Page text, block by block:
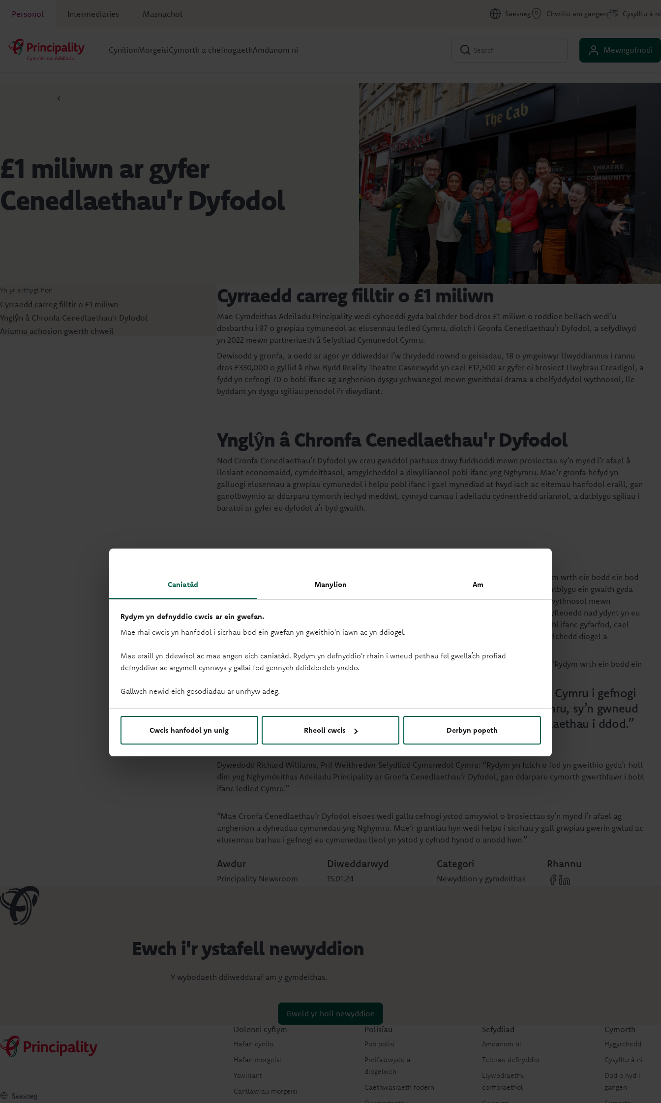
Caniatâd Manylion Am
Rydym yn defnyddio cwcis ar ein gwefan.
Mae rhai cwcis yn hanfodol i sicrhau bod ein gwefan yn gweithio'n iawn ac yn ddiogel.
Mae eraill yn ddewisol ac mae angen eich caniatâd. Rydym yn defnyddio'r rhain i wneud pethau fel gwella’ch profiad
defnyddiwr ac argymell cynnwys y gallai fod gennych ddiddordeb ynddo.
Gallwch newid eich gosodiadau ar unrhyw adeg.
Cwcis hanfodol yn unig Rheoli cwcis Derbyn popeth
Personol Intermediaries Masnachol Saesneg Chwilio am gangen Cysylltu â ni
CynilionMorgeisiCymorth a chefnogaethAmdanom ni Mewngofnodi
£1 miliwn ar gyfer
Cenedlaethau'r Dyfodol
Yn yr erthygl hon
Cyrraedd carreg filltir o £1 miliwn
Ynglŷn â Chronfa Cenedlaethau'r Dyfodol
Ariannu achosion gwerth chweil
Cyrraedd carreg filltir o £1 miliwn
Mae Cymdeithas Adeiladu Principality wedi cyhoeddi gyda balchder bod dros £1 miliwn o roddion bellach wedi’u
dosbarthu i 97 o grwpiau cymunedol ac elusennau ledled Cymru, diolch i Gronfa Cenedlaethau’r Dyfodol, a sefydlwyd
yn 2022 mewn partneriaeth â Sefydliad Cymunedol Cymru.
Dewisodd y gronfa, a oedd ar agor yn ddiweddar i’w thrydedd rownd o geisiadau, 18 o ymgeiswyr llwyddiannus i rannu
dros £330,000 o gyllid â nhw. Bydd Reality Theatre Casnewydd yn cael £12,500 ar gyfer ei brosiect Llwybrau Creadigol, a
fydd yn cefnogi 70 o bobl ifanc ag anghenion dysgu ychwanegol mewn gweithdai drama a chelfyddydol wythnosol, lle
byddant yn dysgu sgiliau penodol i'r diwydiant.
Ynglŷn â Chronfa Cenedlaethau'r Dyfodol
Nod Cronfa Cenedlaethau’r Dyfodol yw creu gwaddol parhaus drwy fuddsoddi mewn prosiectau sy’n mynd i’r afael â
llesiant economaidd, cymdeithasol, amgylcheddol a diwylliannol pobl ifanc yng Nghymru. Mae’r gronfa hefyd yn
galluogi elusennau a grwpiau cymunedol i helpu pobl ifanc i gael mynediad at fwyd iach ac eitemau hanfodol eraill, gan
ganolbwyntio ar ddarparu cymorth iechyd meddwl, cymryd camau i adeiladu cydnerthedd ariannol, a datblygu sgiliau i
baratoi ar gyfer eu dyfodol a’r byd gwaith.
Ariannu achosion gwerth chweil
Dywedodd Juls Benson, Rheolwr Prosiect Grŵp Buddiannau Cymunedol Reality Theatre: “Rydym wrth ein bodd ein bod
wedi cael y grant hwn gan Gymdeithas Adeiladu Principality a fydd yn ein galluogi i barhau a datblygu ein gwaith gyda
phobl ifanc ag anghenion dysgu ychwanegol. Byddwn yn cyflwyno rhaglen newydd o sesiynau wythnosol mewn
perfformio a drama, gan gefnogi pobl ifanc i ddysgu sgiliau newydd, magu hyder, a mwynhau cyfleoedd nad ydynt yn eu
cael fel arfer. Yn ogystal â hyn, byddwn yn cynnal clwb cymdeithasol wythnosol newydd, i’r bobl ifanc gyfarfod, cael
hwyl, ymarfer eu canu a dawnsio, a datblygu eu sgiliau cymdeithasu yn gyffredinol mewn amgylchedd diogel a
Dywedodd Tony Smith, Prif Swyddog Effaith a Llywodraethu Cymdeithas Adeiladu Principality: “Rydym wrth ein bodd ein
"Rydym yn falch o fod yn gweithio gyda Sefydliad Cymunedol Cymru i gefnogi
gwaith anhygoel grwpiau cymunedol ac elusennau ledled Cymru, sy’n gwneud
gwahaniaeth cadarnhaol i fywydau pobl heddiw ac am genedlaethau i ddod.”
Tony Smith, Prif Swyddog Effaith a Llywodraethu Cymdeithas Adeiladu Principality.
Dywedodd Richard Williams, Prif Weithredwr Sefydliad Cymunedol Cymru: “Rydym yn falch o fod yn gweithio gyda’r holl
dîm yng Nghymdeithas Adeiladu Principality ar Gronfa Cenedlaethau’r Dyfodol, gan ddarparu cymorth gwerthfawr i bobl
ifanc ledled Cymru.”
“Mae Cronfa Cenedlaethau’r Dyfodol eisoes wedi gallu cefnogi ystod amrywiol o brosiectau sy’n mynd i’r afael ag
anghenion a dyheadau cymunedau yng Nghymru. Mae’r grantiau hyn wedi helpu i sicrhau y gall grwpiau gwerin gwlad ac
elusennau barhau i gefnogi eu cymunedau lleol yn ystod y cyfnod hynod o anodd hwn.”
Awdur
Principality Newsroom
Diweddarwyd
15.01.24
Categori
Newyddion y gymdeithas
Rhannu
Ewch i'r ystafell newyddion
Y wybodaeth ddiweddaraf am y gymdeithas.
Gweld yr holl newyddion
Saesneg
Dolenni cyflym
Hafan cynilo
Hafan morgeisi
Yswiriant
Canllawiau morgeisi
Polisïau
Pob polisi
Preifatrwydd a
diogelwch
Caethwasiaeth fodern
Sefydliad
Amdanom ni
Telerau defnyddio
Llywodraethu
corfforaethol
Cymorth
Hygyrchedd
Cysylltu â ni
Dod o hyd i
gangen